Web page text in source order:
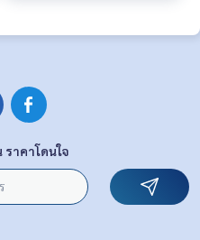
าคาโดนใจ